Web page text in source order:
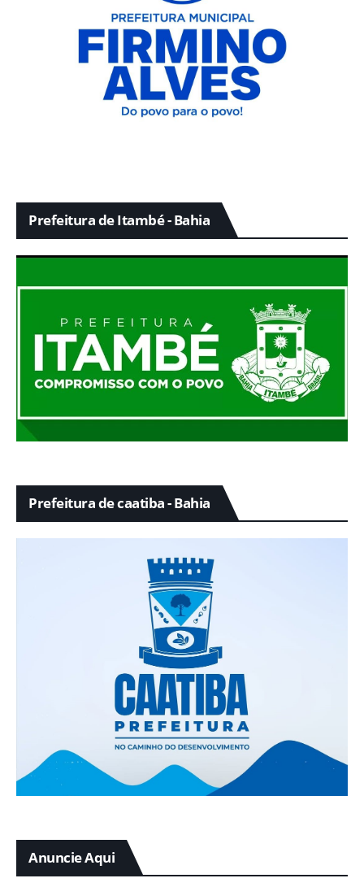
Prefeitura de Itambé - Bahia
Prefeitura de caatiba - Bahia
Anuncie Aqui